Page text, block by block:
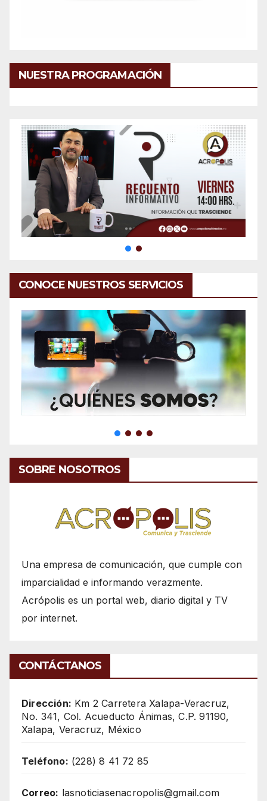
NUESTRA PROGRAMACIÓN
CONOCE NUESTROS SERVICIOS
SOBRE NOSOTROS
Una empresa de comunicación, que cumple con
imparcialidad e informando verazmente.
Acrópolis es un portal web, diario digital y TV
por internet.
CONTÁCTANOS
Dirección: Km 2 Carretera Xalapa-Veracruz,
No. 341, Col. Acueducto Ánimas, C.P. 91190,
Xalapa, Veracruz, México
Teléfono: (228) 8 41 72 85
Correo: lasnoticiasenacropolis@gmail.com